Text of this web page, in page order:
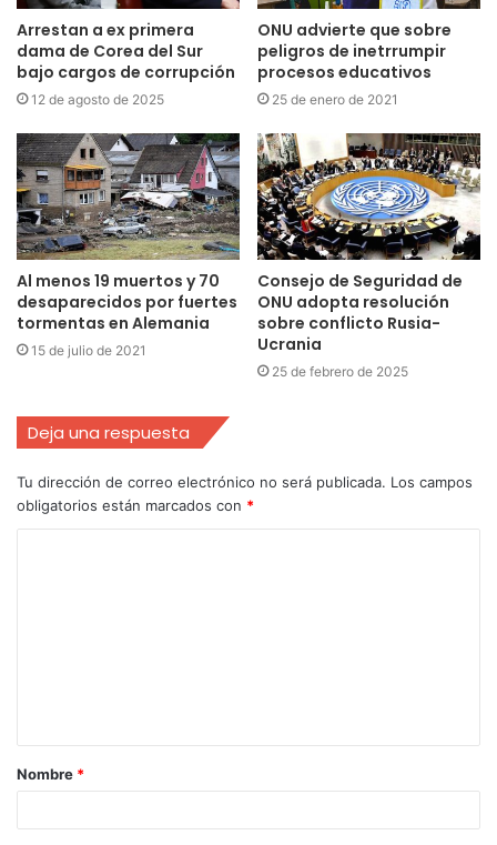
Arrestan a ex primera
dama de Corea del Sur
bajo cargos de corrupción
12 de agosto de 2025
ONU advierte que sobre
peligros de inetrrumpir
procesos educativos
25 de enero de 2021
Al menos 19 muertos y 70
desaparecidos por fuertes
tormentas en Alemania
15 de julio de 2021
Consejo de Seguridad de
ONU adopta resolución
sobre conflicto Rusia-
Ucrania
25 de febrero de 2025
Deja una respuesta
Tu dirección de correo electrónico no será publicada. Los campos
obligatorios están marcados con *
Nombre *